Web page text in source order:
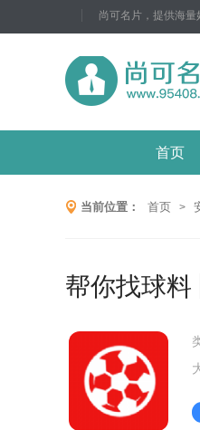
尚可名片，提供海量
首页
当前位置： 首页 >
帮你找球料